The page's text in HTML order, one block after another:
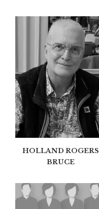
HOLLAND ROGERS
BRUCE